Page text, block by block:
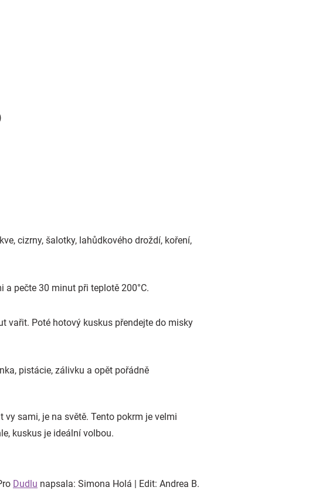
cizrny, šalotky, lahůdkového droždí, koření,
pečte 30 minut při teplotě 200°C.
vařit. Poté hotový kuskus přendejte do misky
pistácie, zálivku a opět pořádně
sami, je na světě. Tento pokrm je velmi
kuskus je ideální volbou.
Dudlu napsala: Simona Holá | Edit: Andrea B.